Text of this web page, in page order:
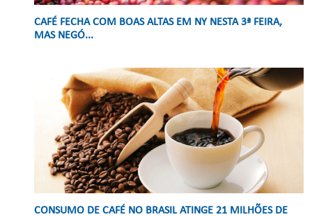
CAFÉ FECHA COM BOAS ALTAS EM NY NESTA 3ª FEIRA,
MAS NEGÓ...
CONSUMO DE CAFÉ NO BRASIL ATINGE 21 MILHÕES DE